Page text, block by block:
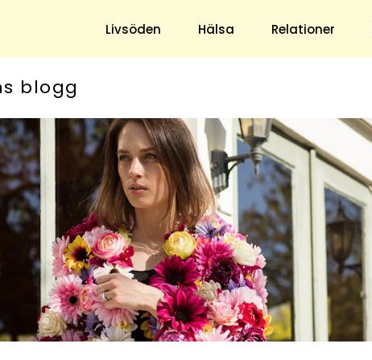
Livsöden Hälsa Relationer
& Trädgård
Hushåll
Ekonomi
Mat & Dryck
& Antikt
DIY - Gör Det Själv
Underhållning
Nöje
TV
Horoskop
Quiz
blogg